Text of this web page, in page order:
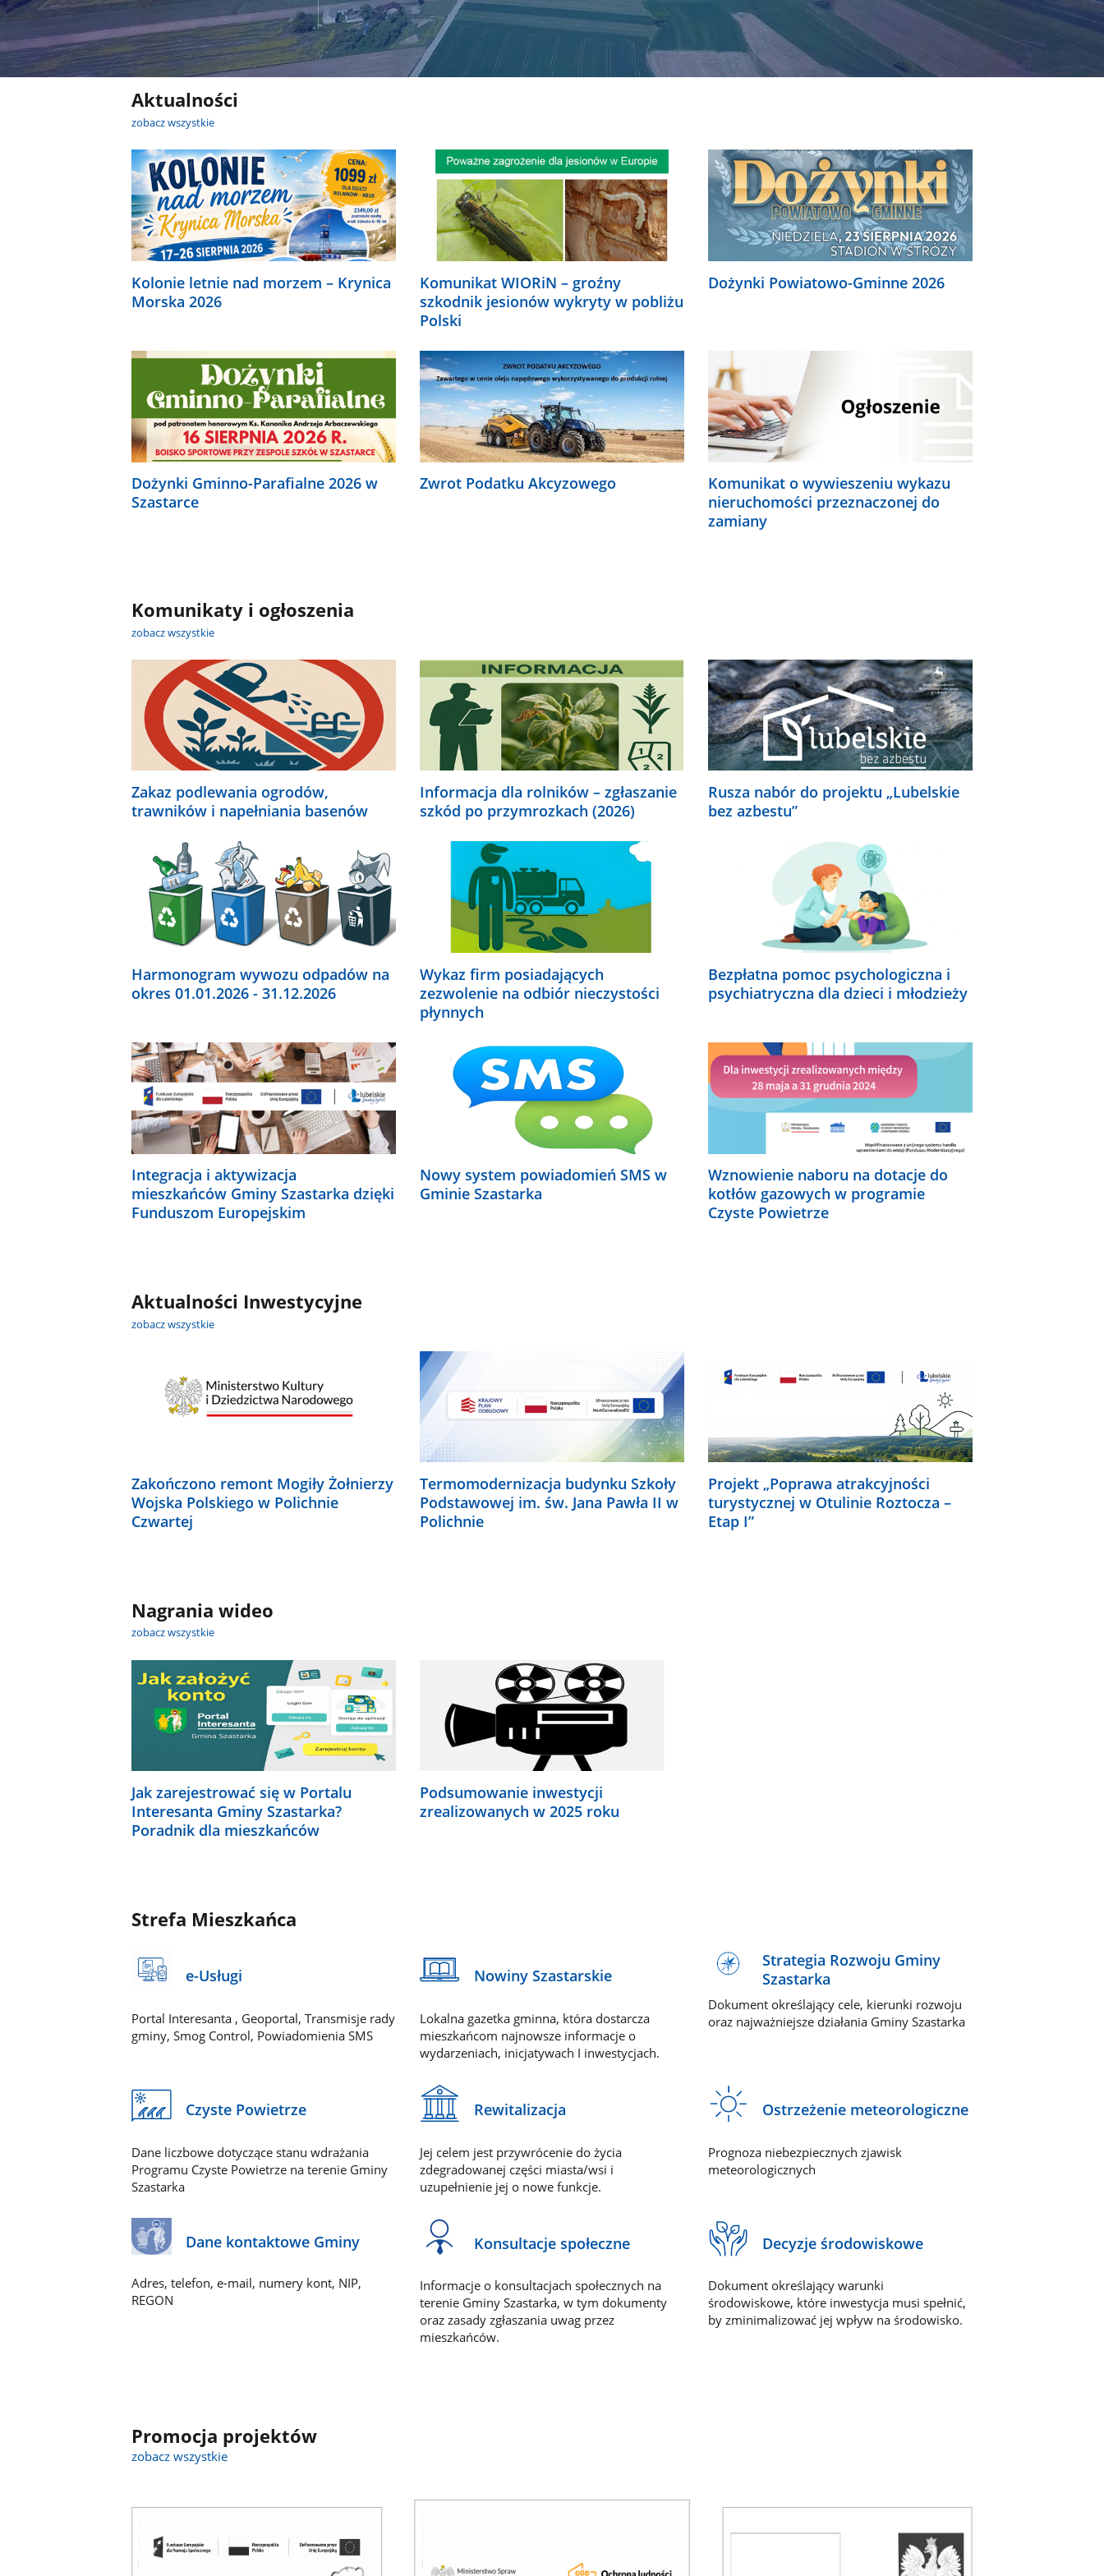
Aktualności
zobacz wszystkie
Kolonie letnie nad morzem – Krynica
Morska 2026
Komunikat WIORiN – groźny
szkodnik jesionów wykryty w pobliżu
Polski
Dożynki Powiatowo-Gminne 2026
Dożynki Gminno-Parafialne 2026 w
Szastarce
Zwrot Podatku Akcyzowego
Komunikat o wywieszeniu wykazu
nieruchomości przeznaczonej do
zamiany
Komunikaty i ogłoszenia
zobacz wszystkie
Zakaz podlewania ogrodów,
trawników i napełniania basenów
Informacja dla rolników – zgłaszanie
szkód po przymrozkach (2026)
Rusza nabór do projektu „Lubelskie
bez azbestu”
Harmonogram wywozu odpadów na
okres 01.01.2026 - 31.12.2026
Wykaz firm posiadających
zezwolenie na odbiór nieczystości
płynnych
Bezpłatna pomoc psychologiczna i
psychiatryczna dla dzieci i młodzieży
Integracja i aktywizacja
mieszkańców Gminy Szastarka dzięki
Funduszom Europejskim
Nowy system powiadomień SMS w
Gminie Szastarka
Wznowienie naboru na dotacje do
kotłów gazowych w programie
Czyste Powietrze
Aktualności Inwestycyjne
zobacz wszystkie
Zakończono remont Mogiły Żołnierzy
Wojska Polskiego w Polichnie
Czwartej
Termomodernizacja budynku Szkoły
Podstawowej im. św. Jana Pawła II w
Polichnie
Projekt „Poprawa atrakcyjności
turystycznej w Otulinie Roztocza –
Etap I”
Nagrania wideo
zobacz wszystkie
Jak zarejestrować się w Portalu
Interesanta Gminy Szastarka?
Poradnik dla mieszkańców
Podsumowanie inwestycji
zrealizowanych w 2025 roku
Strefa Mieszkańca
e-Usługi
Portal Interesanta , Geoportal, Transmisje rady
gminy, Smog Control, Powiadomienia SMS
Nowiny Szastarskie
Lokalna gazetka gminna, która dostarcza
mieszkańcom najnowsze informacje o
wydarzeniach, inicjatywach I inwestycjach.
Strategia Rozwoju Gminy
Szastarka
Dokument określający cele, kierunki rozwoju
oraz najważniejsze działania Gminy Szastarka
Czyste Powietrze
Dane liczbowe dotyczące stanu wdrażania
Programu Czyste Powietrze na terenie Gminy
Szastarka
Rewitalizacja
Jej celem jest przywrócenie do życia
zdegradowanej części miasta/wsi i
uzupełnienie jej o nowe funkcje.
Ostrzeżenie meteorologiczne
Prognoza niebezpiecznych zjawisk
meteorologicznych
Dane kontaktowe Gminy
Adres, telefon, e-mail, numery kont, NIP,
REGON
Konsultacje społeczne
Informacje o konsultacjach społecznych na
terenie Gminy Szastarka, w tym dokumenty
oraz zasady zgłaszania uwag przez
mieszkańców.
Decyzje środowiskowe
Dokument określający warunki
środowiskowe, które inwestycja musi spełnić,
by zminimalizować jej wpływ na środowisko.
Promocja projektów
zobacz wszystkie